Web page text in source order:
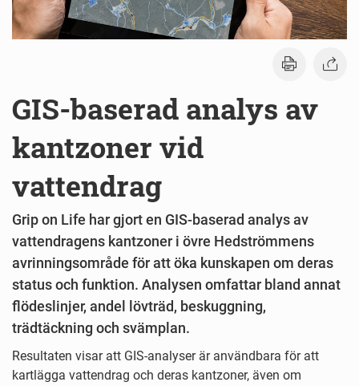
GIS-baserad analys av
kantzoner vid
vattendrag
Grip on Life har gjort en GIS-baserad analys av
vattendragens kantzoner i övre Hedströmmens
avrinningsområde för att öka kunskapen om deras
status och funktion. Analysen omfattar bland annat
flödeslinjer, andel lövträd, beskuggning,
trädtäckning och svämplan.
Resultaten visar att GIS-analyser är användbara för att
kartlägga vattendrag och deras kantzoner, även om